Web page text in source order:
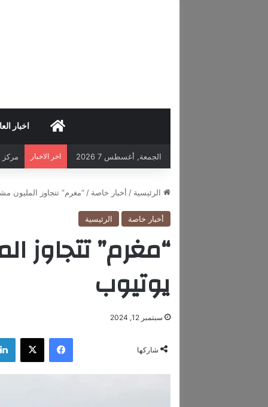
اخبار
الجمعة, أغسطس 7 2026 اخر الاخبار مركز
الرئيسية / أخبار خاصة / “مغرم” تتجاوز المليون
أخبار خاصة الرئيسية
“مغرم” تتجاوز
يوتيوب
سبتمبر 12, 2024
شاركها
فيسبوك ‫X